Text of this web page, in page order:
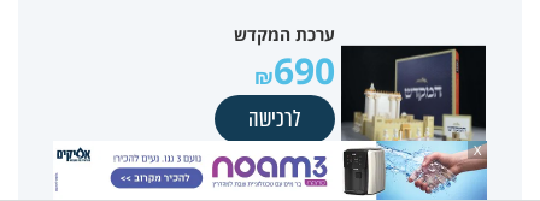
ערכת המקדש
690
לרכישה
X